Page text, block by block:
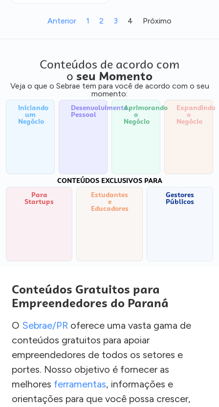
Anterior 1 2 3 4 Próximo
Conteúdos de acordo com
o seu Momento
Veja o que o Sebrae tem para você de acordo com o seu
momento:
Iniciando
um
Negócio
Desenvolvimento
Pessoal
Aprimorando
o
Negócio
Expandindo
o
Negócio
CONTEÚDOS EXCLUSIVOS PARA
Para
Startups
Estudantes
e
Educadores
Gestores
Públicos
Conteúdos Gratuitos para
Empreendedores do Paraná
O Sebrae/PR oferece uma vasta gama de
conteúdos gratuitos para apoiar
empreendedores de todos os setores e
portes. Nosso objetivo é fornecer as
melhores ferramentas, informações e
orientações para que você possa crescer,